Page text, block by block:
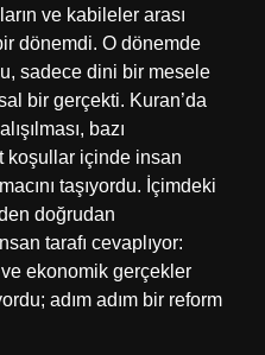
ve kabileler arası
dönemdi. O dönemde
sadece dini bir mesele
bir gerçekti. Kuran’da
bazı
koşullar içinde insan
taşıyordu. İçimdeki
doğrudan
tarafı cevaplıyor:
ekonomik gerçekler
adım adım bir reform